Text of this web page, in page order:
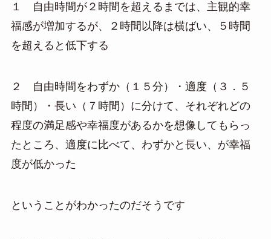
１ 自由時間が２時間を超えるまでは、主観的幸
福感が増加するが、２時間以降は横ばい、５時間
を超えると低下する
２ 自由時間をわずか（１５分）・適度（３．５
時間）・長い（７時間）に分けて、それぞれどの
程度の満足感や幸福度があるかを想像してもらっ
たところ、適度に比べて、わずかと長い、が幸福
度が低かった
ということがわかったのだそうです